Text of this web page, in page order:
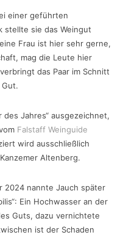
einer geführten
stellte sie das Weingut
Frau ist hier sehr gerne,
mag die Leute hier
das Paar im Schnitt
des Jahres“ ausgezeichnet,
Falstaff Weinguide
wird ausschließlich
Altenberg.
2024 nannte Jauch später
Ein Hochwasser an der
Guts, dazu vernichtete
ist der Schaden